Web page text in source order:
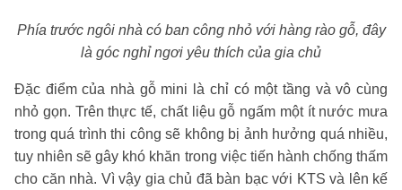
Phía trước ngôi nhà có ban công nhỏ với hàng rào gỗ, đây
là góc nghỉ ngơi yêu thích của gia chủ
Đặc điểm của nhà gỗ mini là chỉ có một tầng và vô cùng
nhỏ gọn. Trên thực tế, chất liệu gỗ ngấm một ít nước mưa
trong quá trình thi công sẽ không bị ảnh hưởng quá nhiều,
tuy nhiên sẽ gây khó khăn trong việc tiến hành chống thấm
cho căn nhà. Vì vậy gia chủ đã bàn bạc với KTS và lên kế